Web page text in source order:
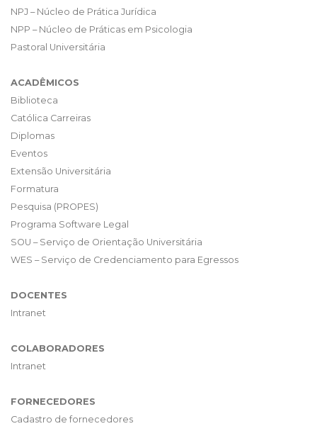
NPJ – Núcleo de Prática Jurídica
NPP – Núcleo de Práticas em Psicologia
Pastoral Universitária
ACADÊMICOS
Biblioteca
Católica Carreiras
Diplomas
Eventos
Extensão Universitária
Formatura
Pesquisa (PROPES)
Programa Software Legal
SOU – Serviço de Orientação Universitária
WES – Serviço de Credenciamento para Egressos
DOCENTES
Intranet
COLABORADORES
Intranet
FORNECEDORES
Cadastro de fornecedores